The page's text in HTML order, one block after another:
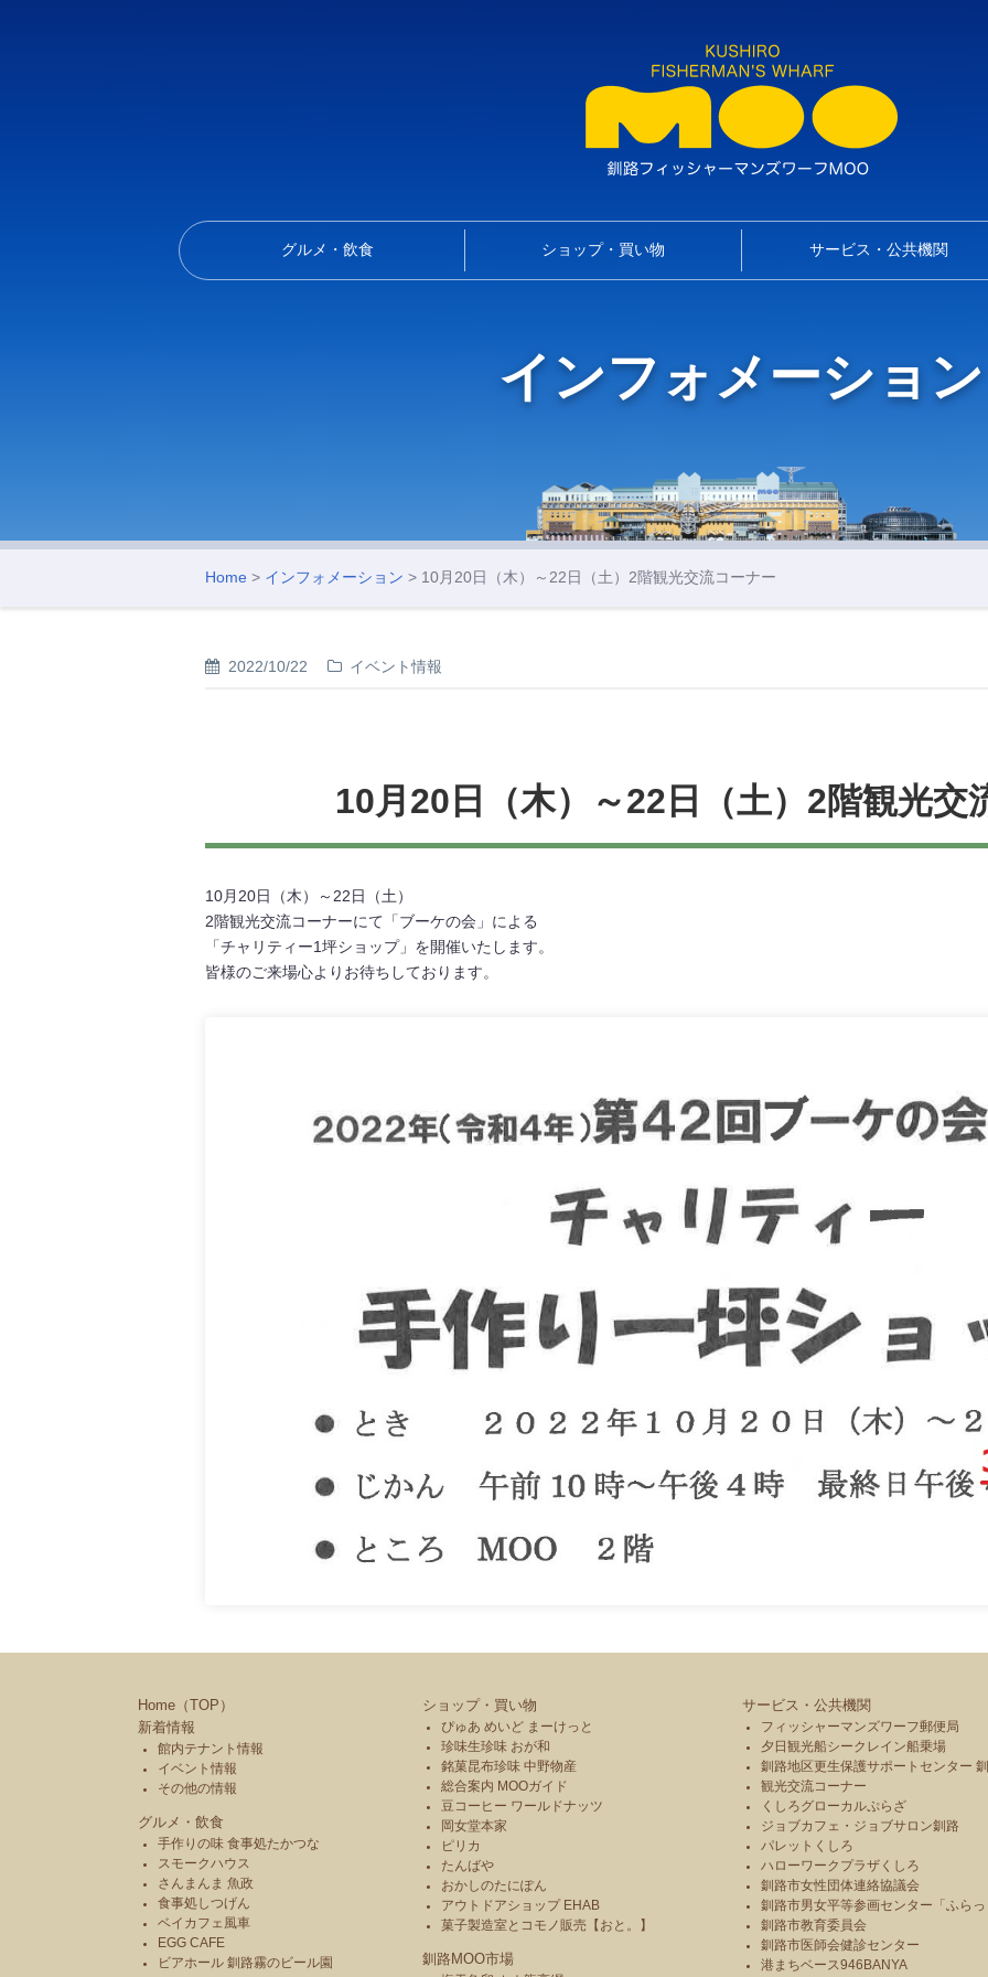
グルメ・飲食 ショップ・買い物 サービス・公共機関
インフォメーション
Home > インフォメーション > 10月20日（木）～22日（土）2階観光交流コーナー
2022/10/22 イベント情報
10月20日（木）～22日（土）2階観光交
10月20日（木）～22日（土）
2階観光交流コーナーにて「ブーケの会」による
「チャリティー1坪ショップ」を開催いたします。
皆様のご来場心よりお待ちしております。
Home（TOP）
新着情報
館内テナント情報
イベント情報
その他の情報
グルメ・飲食
手作りの味 食事処たかつな
スモークハウス
さんまんま 魚政
食事処しつげん
ベイカフェ風車
EGG CAFE
ビアホール 釧路霧のビール園
ショップ・買い物
ぴゅあ めいど まーけっと
珍味生珍味 おが和
銘菓昆布珍味 中野物産
総合案内 MOOガイド
豆コーヒー ワールドナッツ
岡女堂本家
ピリカ
たんばや
おかしのたにぽん
アウトドアショップ EHAB
菓子製造室とコモノ販売【おと。】
釧路MOO市場
サービス・公共機関
フィッシャーマンズワーフ郵便局
夕日観光船シークレイン船乗場
釧路地区更生保護サポートセンター
観光交流コーナー
くしろグローカルぷらざ
ジョブカフェ・ジョブサロン釧路
パレットくしろ
ハローワークプラザくしろ
釧路市女性団体連絡協議会
釧路市男女平等参画センター「ふらっ
釧路市教育委員会
釧路市医師会健診センター
港まちベース946BANYA